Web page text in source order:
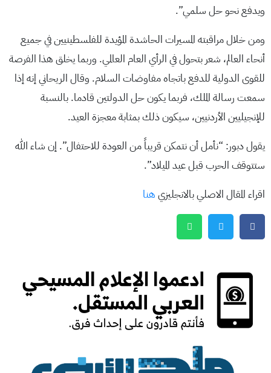
ويدفع نحو حل سلمي”.
ومن خلال مراقبته المسيرات الحاشدة المؤيدة للفلسطينيين في جميع
أنحاء العالم، شعر بتحول في الرأي العام العالمي. وربما يخلق هذا الفرصة
للقوى الدولية للدفع باتجاه مفاوضات السلام. وقال الريحاني إنه إذا
سمعت رسالة الملك، فربما يكون حل الدولتين قادما. بالنسبة
للإنجيليين الأردنيين، سيكون ذلك بمثابة معجزة العيد.
يقول دبور: “نأمل أن نتمكن قريباً من العودة للاحتفال”. إن شاء الله
ستتوقف الحرب قبل عيد الميلاد”.
اقراء المقال الاصلي بالانجليزي هنا